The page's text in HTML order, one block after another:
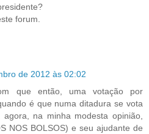
forum.
de 2012 às 02:02
que então, uma votação por
é que numa ditadura se vota
na minha modesta opinião,
NOS BOLSOS) e seu ajudante de